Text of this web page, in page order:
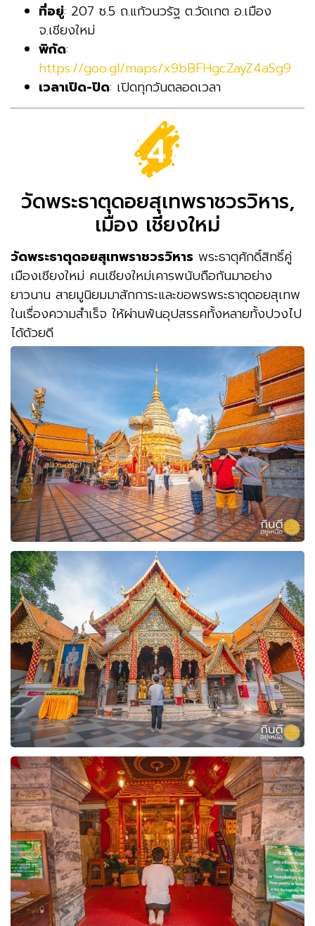
ที่อยู่: 207 ซ.5 ถ.แก้วนวรัฐ ต.วัดเกต อ.เมือง
จ.เชียงใหม่
พิกัด:
https://goo.gl/maps/x9bBFHgcZayZ4aSg9
เวลาเปิด-ปิด: เปิดทุกวันตลอดเวลา
วัดพระธาตุดอยสุเทพราชวรวิหาร,
เมือง เชียงใหม่
วัดพระธาตุดอยสุเทพราชวรวิหาร พระธาตุศักดิ์สิทธิ์คู่
เมืองเชียงใหม่ คนเชียงใหม่เคารพนับถือกันมาอย่าง
ยาวนาน สายมูนิยมมาสักการะและขอพรพระธาตุดอยสุเทพ
ในเรื่องความสำเร็จ ให้ผ่านพ้นอุปสรรคทั้งหลายทั้งปวงไป
ได้ด้วยดี